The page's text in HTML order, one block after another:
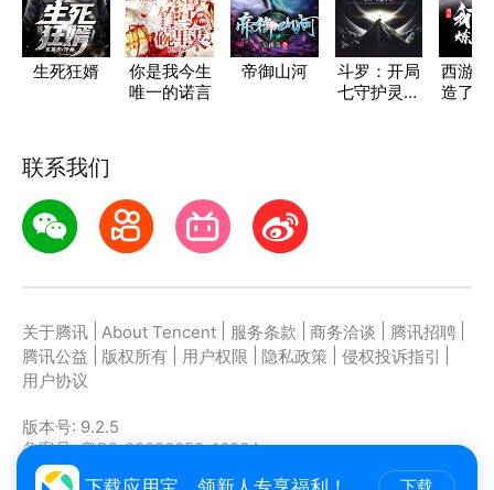
生死狂婿
你是我今生
唯一的诺言
帝御山河
斗罗：开局
七守护灵，
西游
造了
联系我们
关于腾讯 About Tencent 服务条款 商务洽谈 腾讯招聘
腾讯公益
版权所有 用户权限 隐私政策 侵权投诉指引
用户协议
版本号: 9.2.5
备案号: 粤B2-20090059-1623A
主办者: 深圳市腾讯计算机系统有限公司